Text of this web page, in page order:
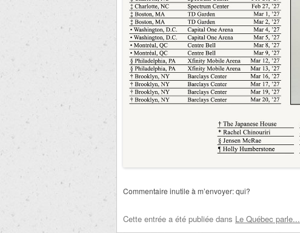
Commentaire inutile à m’envoyer: qui?
Cette entrée a été publiée dans Le Québec parle...